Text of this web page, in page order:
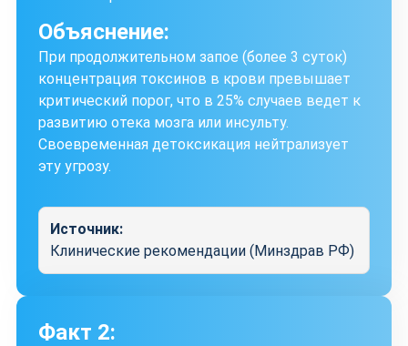
Объяснение:
При продолжительном запое (более 3 суток)
концентрация токсинов в крови превышает
критический порог, что в 25% случаев ведет к
развитию отека мозга или инсульту.
Своевременная детоксикация нейтрализует
эту угрозу.
Источник:
Клинические рекомендации (Минздрав РФ)
Факт 2: